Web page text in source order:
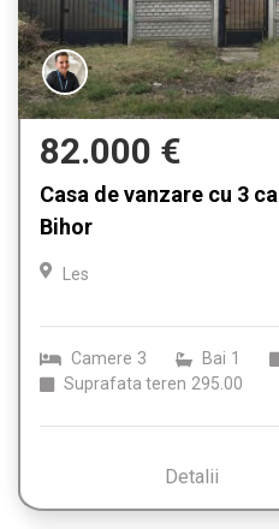
82.000 €
Casa de vanzare cu 3
Bihor
Les
Camere 3 Bai 1
Suprafata teren 295.00
Detalii